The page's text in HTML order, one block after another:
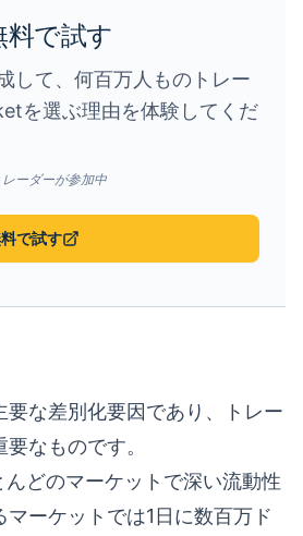
料で試す
して、何百万人ものトレー
を選ぶ理由を体験してくだ
ーダーが参加中
で試す
要な差別化要因であり、トレー
なものです。
んどのマーケットで深い流動性
マーケットでは1日に数百万ド